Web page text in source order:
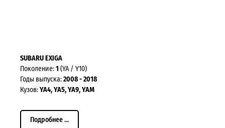
SUBARU EXIGA
Поколение:1 (YA / Y10)
Годы выпуска:2008 - 2018
Кузов:YA4, YA5, YA9, YAM
Подробнее ...